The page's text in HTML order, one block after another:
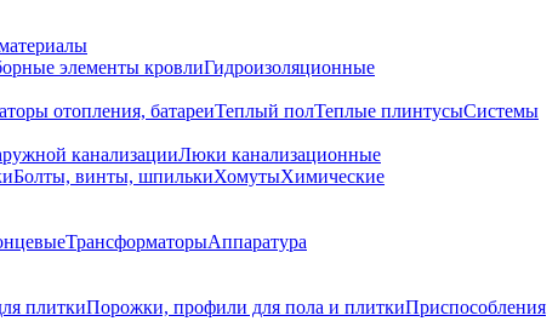
элементы кровлиГидроизоляционные
отопления, батареиТеплый полТеплые плинтусыСистемы
канализацииЛюки канализационные
Болты, винты, шпилькиХомутыХимические
ТрансформаторыАппаратура
плиткиПорожки, профили для пола и плиткиПриспособления